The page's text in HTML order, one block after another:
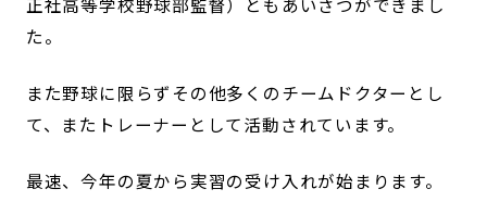
た。
また野球に限らずその他多くのチームドクターとし
て、またトレーナーとして活動されています。
最速、今年の夏から実習の受け入れが始まります。